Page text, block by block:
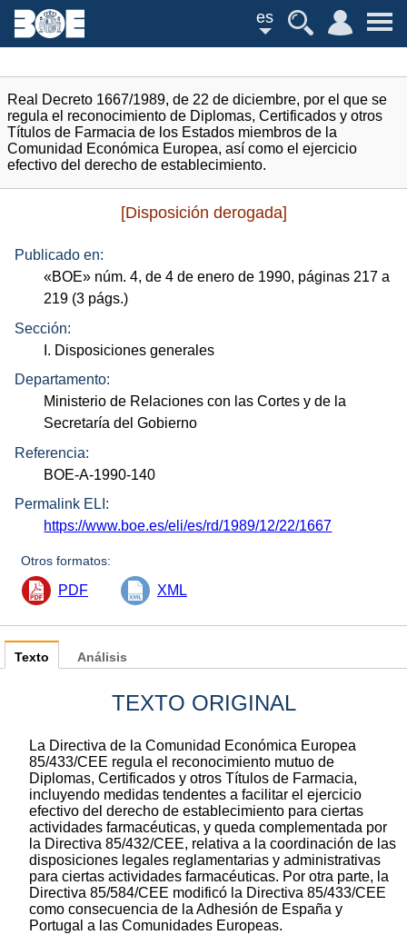
es
Real Decreto 1667/1989, de 22 de diciembre, por el que se
regula el reconocimiento de Diplomas, Certificados y otros
Títulos de Farmacia de los Estados miembros de la
Comunidad Económica Europea, así como el ejercicio
efectivo del derecho de establecimiento.
[Disposición derogada]
Publicado en:
«BOE» núm. 4, de 4 de enero de 1990, páginas 217 a
219 (3 págs.)
Sección:
I. Disposiciones generales
Departamento:
Ministerio de Relaciones con las Cortes y de la
Secretaría del Gobierno
Referencia:
BOE-A-1990-140
Permalink ELI:
https://www.boe.es/eli/es/rd/1989/12/22/1667
Otros formatos:
PDF XML
Texto
TEXTO ORIGINAL
La Directiva de la Comunidad Económica Europea
85/433/CEE regula el reconocimiento mutuo de
Diplomas, Certificados y otros Títulos de Farmacia,
incluyendo medidas tendentes a facilitar el ejercicio
efectivo del derecho de establecimiento para ciertas
actividades farmacéuticas, y queda complementada por
la Directiva 85/432/CEE, relativa a la coordinación de las
disposiciones legales reglamentarias y administrativas
para ciertas actividades farmacéuticas. Por otra parte, la
Directiva 85/584/CEE modificó la Directiva 85/433/CEE
como consecuencia de la Adhesión de España y
Portugal a las Comunidades Europeas.
Análisis